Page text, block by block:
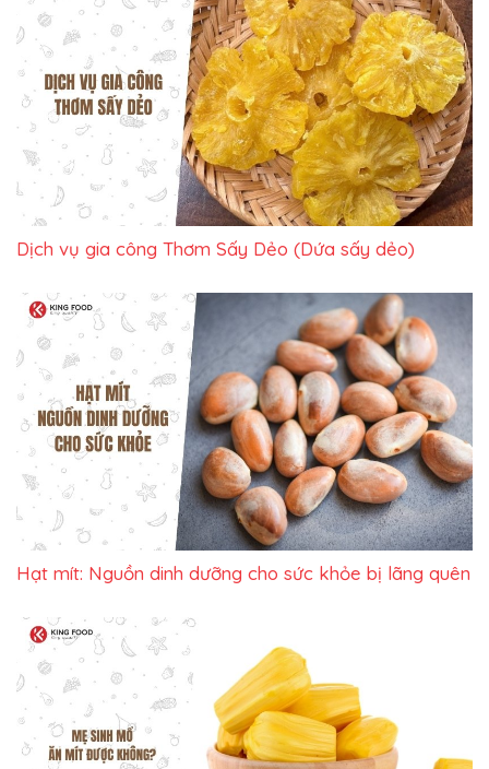
Dịch vụ gia công Thơm Sấy Dẻo (Dứa sấy dẻo)
Hạt mít: Nguồn dinh dưỡng cho sức khỏe bị lãng quên